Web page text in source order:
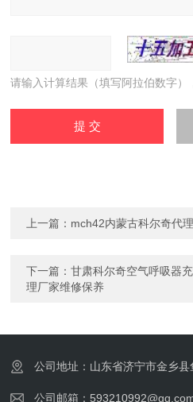
请输入计算结果（填写阿拉伯数字）
上一篇： mch42内蒙古科尔奇代
下一篇：甘肃科尔奇空气呼吸器
理厂家维修保养
公司地址：山东省济宁市金乡
公司邮箱：